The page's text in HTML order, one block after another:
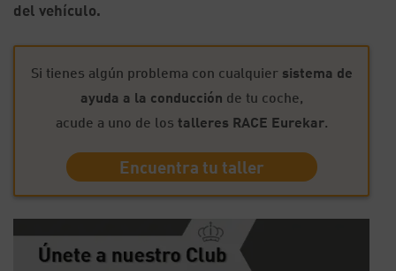
del vehículo.
Si tienes algún problema con cualquier sistema de
ayuda a la conducción de tu coche,
acude a uno de los talleres RACE Eurekar.
Encuentra tu taller